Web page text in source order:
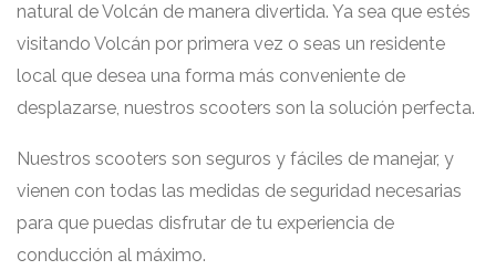
natural de Volcán de manera divertida. Ya sea que estés
visitando Volcán por primera vez o seas un residente
local que desea una forma más conveniente de
desplazarse, nuestros scooters son la solución perfecta.
Nuestros scooters son seguros y fáciles de manejar, y
vienen con todas las medidas de seguridad necesarias
para que puedas disfrutar de tu experiencia de
conducción al máximo.